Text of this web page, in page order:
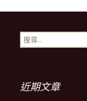
導
覽搜
尋
近期文章